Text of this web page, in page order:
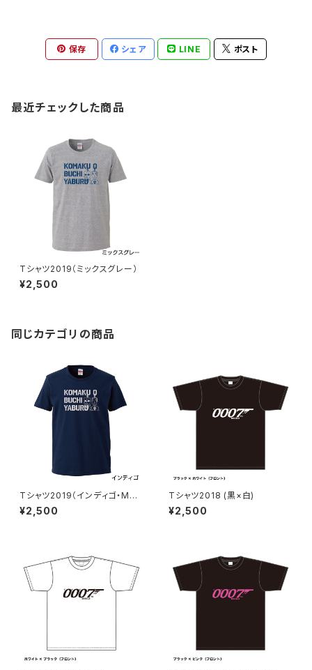
保存 シェア LINE ポスト
最近チェックした商品
Tシャツ2019（ミックスグレー）
¥2,500
同じカテゴリの商品
Tシャツ2019（インディゴ・Mサ
イズ）
¥2,500
Tシャツ2018 (黒×白)
¥2,500